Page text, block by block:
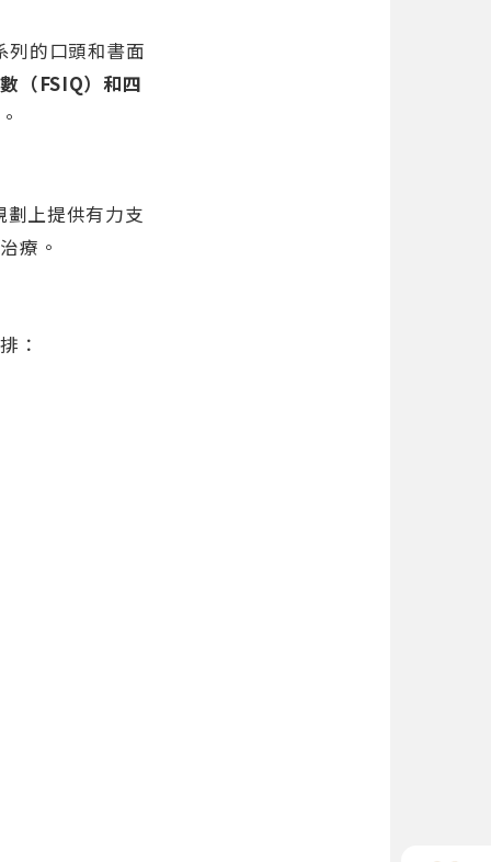
列的口頭和書面
（FSIQ）和四
上提供有力支
療。
：